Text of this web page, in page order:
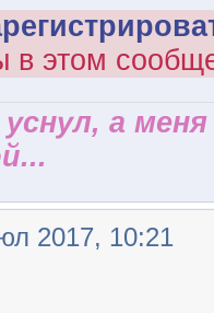
в этом
уснул, а
2017, 10:21